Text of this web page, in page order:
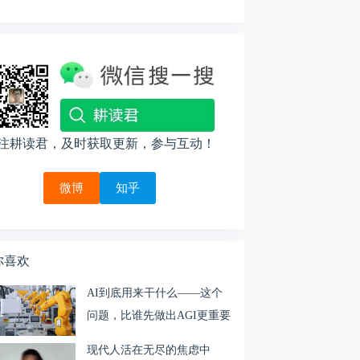
耕读君，及时获取更新，参与互动！
微博 知乎
喜欢
AI到底用来干什么——这个
问题，比谁先做出AGI更重要
现代人活在无尽的焦虑中